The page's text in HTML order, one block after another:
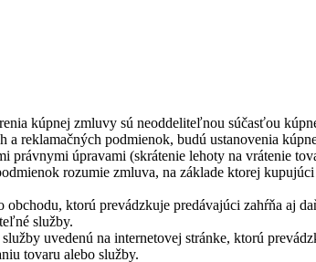
kúpnej zmluvy sú neoddeliteľnou súčasťou
reklamačných podmienok, budú ustanovenia
úpravami (skrátenie lehoty na vrátenie
rozumie zmluva, na základe ktorej
ktorú prevádzkuje predávajúci zahŕňa aj
služby.
uvedenú na internetovej stránke, ktorú
tovaru alebo služby.